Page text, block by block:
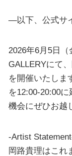
—以下、公式サ
2026年6月5日
GALLERYにて
を開催いたしま
を12:00-20:00
機会にぜひお越
-Artist
岡路貴理はこれ